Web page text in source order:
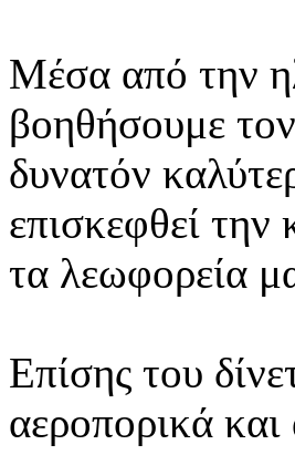
Μέσα από την
βοηθήσουμε
δυνατόν
επισκεφθεί
τα λεωφορεία
Επίσης του
αεροπορικά